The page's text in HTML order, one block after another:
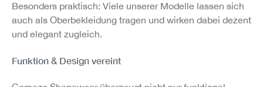
Besonders praktisch: Viele unserer Modelle lassen sich
auch als Oberbekleidung tragen und wirken dabei dezent
und elegant zugleich.
Funktion & Design vereint